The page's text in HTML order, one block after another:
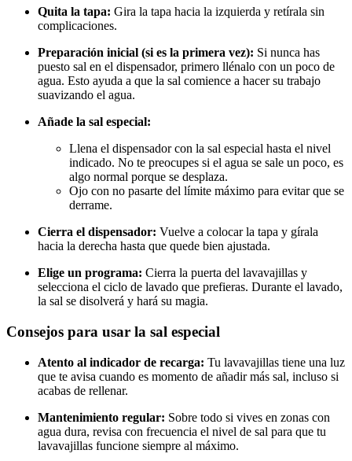
Quita la tapa: Gira la tapa hacia la izquierda y retírala sin
complicaciones.
Preparación inicial (si es la primera vez): Si nunca has
puesto sal en el dispensador, primero llénalo con un poco de
agua. Esto ayuda a que la sal comience a hacer su trabajo
suavizando el agua.
Añade la sal especial:
Llena el dispensador con la sal especial hasta el nivel
indicado. No te preocupes si el agua se sale un poco, es
algo normal porque se desplaza.
Ojo con no pasarte del límite máximo para evitar que se
derrame.
Cierra el dispensador: Vuelve a colocar la tapa y gírala
hacia la derecha hasta que quede bien ajustada.
Elige un programa: Cierra la puerta del lavavajillas y
selecciona el ciclo de lavado que prefieras. Durante el lavado,
la sal se disolverá y hará su magia.
Consejos para usar la sal especial
Atento al indicador de recarga: Tu lavavajillas tiene una luz
que te avisa cuando es momento de añadir más sal, incluso si
acabas de rellenar.
Mantenimiento regular: Sobre todo si vives en zonas con
agua dura, revisa con frecuencia el nivel de sal para que tu
lavavajillas funcione siempre al máximo.